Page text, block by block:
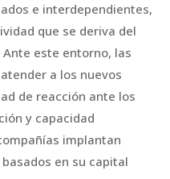
e interdependientes,
que se deriva del
este entorno, las
a los nuevos
de reacción ante los
y capacidad
implantan
en su capital